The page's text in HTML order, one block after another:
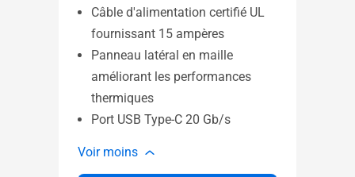
Câble d'alimentation certifié UL
fournissant 15 ampères
Panneau latéral en maille
améliorant les performances
thermiques
Port USB Type-C 20 Gb/s
Voir moins